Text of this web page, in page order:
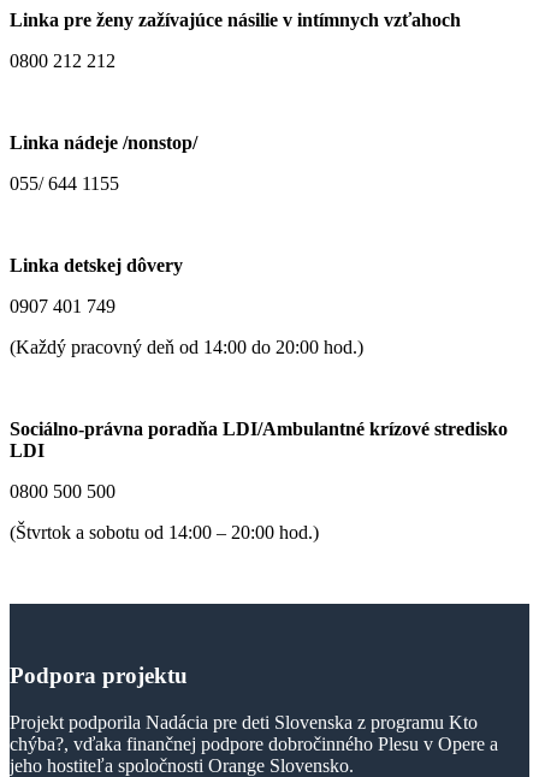
Linka pre ženy zažívajúce násilie v intímnych vzťahoch
0800 212 212
Linka nádeje /nonstop/
055/ 644 1155
Linka detskej dôvery
0907 401 749
(Každý pracovný deň od 14:00 do 20:00 hod.)
Sociálno-právna poradňa LDI/Ambulantné krízové stredisko
LDI
0800 500 500
(Štvrtok a sobotu od 14:00 – 20:00 hod.)
Podpora projektu
Projekt podporila Nadácia pre deti Slovenska z programu Kto
chýba?, vďaka finančnej podpore dobročinného Plesu v Opere a
jeho hostiteľa spoločnosti Orange Slovensko.